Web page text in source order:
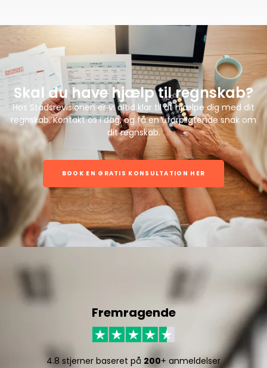
Skal du have hjælp til regnskab?
Hos Stadsrevisionen er vi altid klar til at hjælpe dig med dit
regnskab. Kontakt os i dag, og få en uforpligtende snak om
dit regnskab.
BOOK EN GRATIS KONSULTATION HER
Fremragende
4.8 stjerner baseret på 200+ anmeldelser